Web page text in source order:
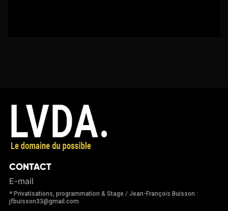
CONTACT
E-mail
* Privatisations, programmation & Stage / Jean-François Buisson :
jfbuisson33@gmail.com